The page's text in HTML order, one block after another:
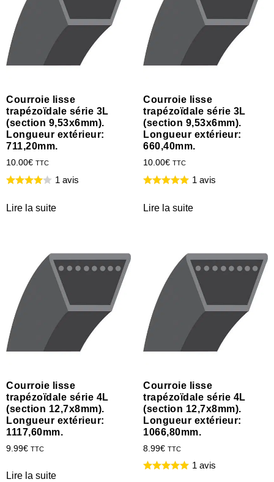
Courroie lisse
trapézoïdale série 3L
(section 9,53x6mm).
Longueur extérieur:
711,20mm.
10.00€ TTC
1 avis
Lire la suite
Courroie lisse
trapézoïdale série 3L
(section 9,53x6mm).
Longueur extérieur:
660,40mm.
10.00€ TTC
1 avis
Lire la suite
Courroie lisse
trapézoïdale série 4L
(section 12,7x8mm).
Longueur extérieur:
1117,60mm.
9.99€ TTC
Lire la suite
Courroie lisse
trapézoïdale série 4L
(section 12,7x8mm).
Longueur extérieur:
1066,80mm.
8.99€ TTC
1 avis